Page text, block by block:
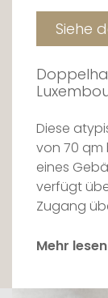
Siehe
Diese
von 70 qm
eines
verfügt
Zugang
Der
einem
Mehr lesen